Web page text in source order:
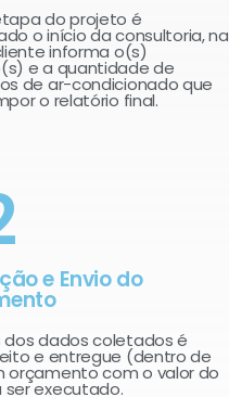
do projeto é
o início da consultoria, na
informa o(s)
e a quantidade de
de ar-condicionado que
o relatório final.​
e Envio do
dos dados coletados é
e entregue (dentro de
orçamento com o valor do
ser executado.